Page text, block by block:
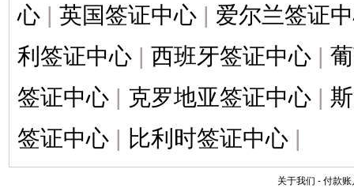
心 | 英国签证中心 | 爱尔兰签证
利签证中心 | 西班牙签证中心 |
签证中心 | 克罗地亚签证中心 |
签证中心 | 比利时签证中心 |
关于我们 - 付款账